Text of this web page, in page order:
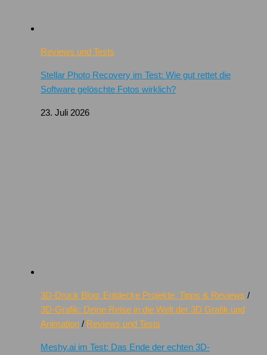
Reviews und Tests
Stellar Photo Recovery im Test: Wie gut rettet die
Software gelöschte Fotos wirklich?
23. Juli 2026
3D-Druck Blog: Entdecke Projekte, Tipps & Reviews /
3D-Grafik: Deine Reise in die Welt der 3D Grafik und
Animation / Reviews und Tests
Meshy.ai im Test: Das Ende der echten 3D-